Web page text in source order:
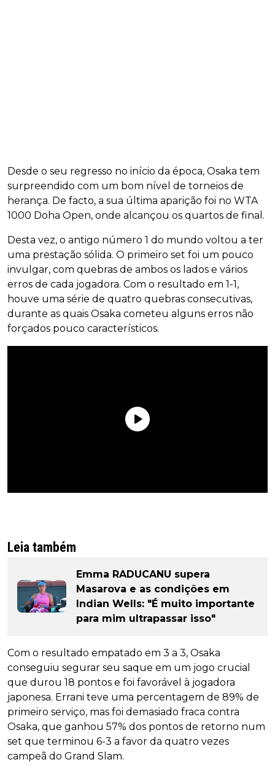
Desde o seu regresso no início da época, Osaka tem
surpreendido com um bom nível de torneios de
herança. De facto, a sua última aparição foi no WTA
1000 Doha Open, onde alcançou os quartos de final.
Desta vez, o antigo número 1 do mundo voltou a ter
uma prestação sólida. O primeiro set foi um pouco
invulgar, com quebras de ambos os lados e vários
erros de cada jogadora. Com o resultado em 1-1,
houve uma série de quatro quebras consecutivas,
durante as quais Osaka cometeu alguns erros não
forçados pouco característicos.
Leia também
Emma RADUCANU supera
Masarova e as condições em
Indian Wells: "É muito importante
para mim ultrapassar isso"
Com o resultado empatado em 3 a 3, Osaka
conseguiu segurar seu saque em um jogo crucial
que durou 18 pontos e foi favorável à jogadora
japonesa. Errani teve uma percentagem de 89% de
primeiro serviço, mas foi demasiado fraca contra
Osaka, que ganhou 57% dos pontos de retorno num
set que terminou 6-3 a favor da quatro vezes
campeã do Grand Slam.